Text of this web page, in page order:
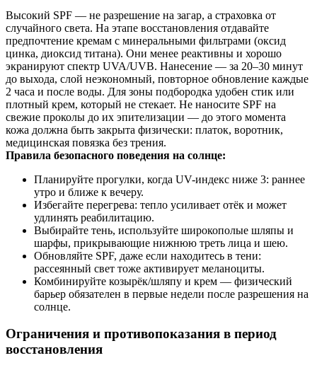
Высокий SPF — не разрешение на загар, а страховка от
случайного света. На этапе восстановления отдавайте
предпочтение кремам с минеральными фильтрами (оксид
цинка, диоксид титана). Они менее реактивны и хорошо
экранируют спектр UVA/UVB. Нанесение — за 20–30 минут
до выхода, слой неэкономный, повторное обновление каждые
2 часа и после воды. Для зоны подбородка удобен стик или
плотный крем, который не стекает. Не наносите SPF на
свежие проколы до их эпителизации — до этого момента
кожа должна быть закрыта физически: платок, воротник,
медицинская повязка без трения.
Правила безопасного поведения на солнце:
Планируйте прогулки, когда UV-индекс ниже 3: раннее
утро и ближе к вечеру.
Избегайте перегрева: тепло усиливает отёк и может
удлинять реабилитацию.
Выбирайте тень, используйте широкополые шляпы и
шарфы, прикрывающие нижнюю треть лица и шею.
Обновляйте SPF, даже если находитесь в тени:
рассеянный свет тоже активирует меланоциты.
Комбинируйте козырёк/шляпу и крем — физический
барьер обязателен в первые недели после разрешения на
солнце.
Ограничения и противопоказания в период
восстановления